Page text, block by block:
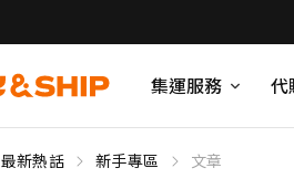
集運服務 代
最新熱話 新手專區 文章